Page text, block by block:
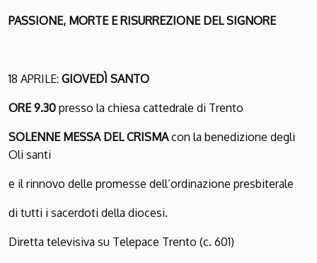
PASSIONE, MORTE E RISURREZIONE DEL SIGNORE
18 APRILE: GIOVEDÌ SANTO
ORE 9.30 presso la chiesa cattedrale di Trento
SOLENNE MESSA DEL CRISMAcon la benedizione degli
Oli santi
e il rinnovo delle promesse dell’ordinazione presbiterale
di tutti i sacerdoti della diocesi.
Diretta televisiva su Telepace Trento (c. 601)